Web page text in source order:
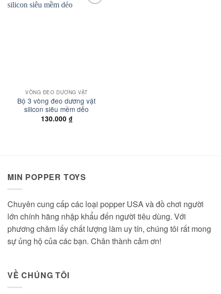
VÒNG ĐEO DƯƠNG VẬT
Bộ 3 vòng đeo dương vật
silicon siêu mềm dẻo
130.000 ₫
MIN POPPER TOYS
Chuyên cung cấp các loại popper USA và đồ chơi người
lớn chính hãng nhập khẩu đến người tiêu dùng. Với
phương châm lấy chất lượng làm uy tín, chúng tôi rất mong
sự ủng hộ của các bạn. Chân thành cảm ơn!
VỀ CHÚNG TÔI